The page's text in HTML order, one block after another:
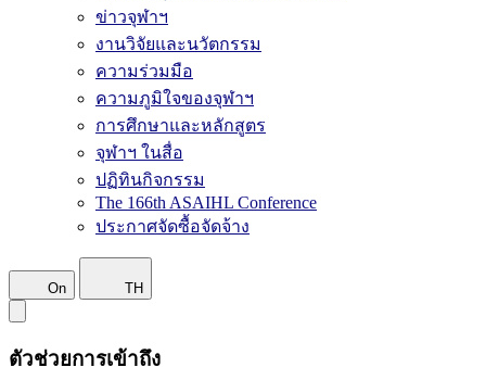
ข่าวจุฬาฯ
งานวิจัยและนวัตกรรม
ความร่วมมือ
ความภูมิใจของจุฬาฯ
การศึกษาและหลักสูตร
จุฬาฯ ในสื่อ
ปฏิทินกิจกรรม
The 166th ASAIHL Conference
ประกาศจัดซื้อจัดจ้าง
On TH
ตัวช่วยการเข้าถึง